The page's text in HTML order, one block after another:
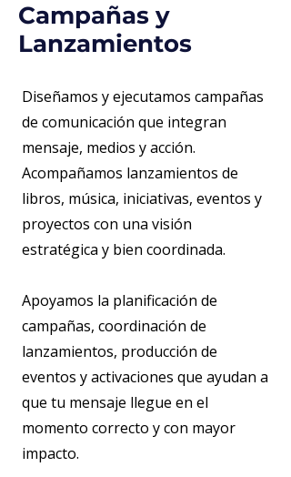
Campañas y
Lanzamientos
Diseñamos y ejecutamos campañas
de comunicación que integran
mensaje, medios y acción.
Acompañamos lanzamientos de
libros, música, iniciativas, eventos y
proyectos con una visión
estratégica y bien coordinada.
Apoyamos la planificación de
campañas, coordinación de
lanzamientos, producción de
eventos y activaciones que ayudan a
que tu mensaje llegue en el
momento correcto y con mayor
impacto.